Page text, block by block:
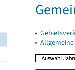
▸
▸